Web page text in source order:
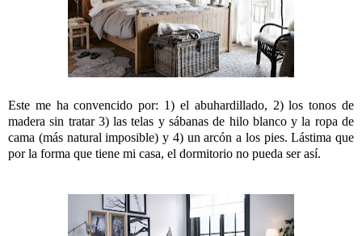
Este me ha convencido por: 1) el abuhardillado, 2) los tonos de
madera sin tratar 3) las telas y sábanas de hilo blanco y la ropa de
cama (más natural imposible) y 4) un arcón a los pies. Lástima que
por la forma que tiene mi casa, el dormitorio no pueda ser así.